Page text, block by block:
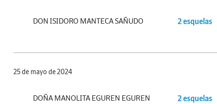
DON ISIDORO MANTECA SAÑUDO 2 esquelas
25 de mayo de 2024
DOÑA MANOLITA EGUREN EGUREN 2 esquelas